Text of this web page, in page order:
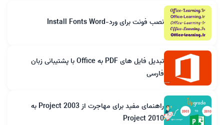
نصب فونت برای ورد-Install Fonts Word
تبدیل فایل های PDF به Office با پشتیبانی زبان
فارسی
راهنمای مفید برای مهاجرت از Project 2003 به
Project 2010